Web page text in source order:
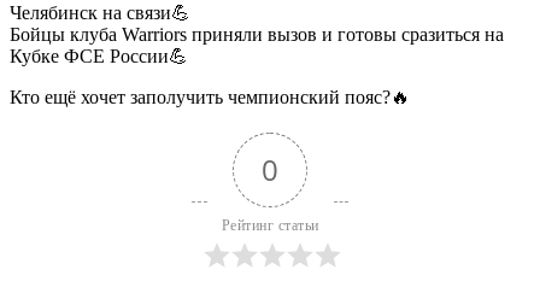
Челябинск на связи💪
Бойцы клуба Warriors приняли вызов и готовы сразиться на
Кубке ФСЕ России💪
Кто ещё хочет заполучить чемпионский пояс?🔥
0
Рейтинг статьи